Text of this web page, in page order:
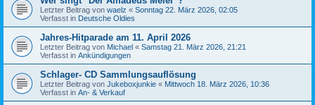
Letzter Beitrag von waelz « Sonntag 22. März 2026, 02:05
Verfasst in Deutsche Oldies
Jahres-Hitparade am 11. April 2026
Letzter Beitrag von Michael « Samstag 21. März 2026, 21:21
Verfasst in Ankündigungen
Schlager- CD Sammlungsauflösung
Letzter Beitrag von Jukeboxjunkie « Mittwoch 18. März 2026, 10:36
Verfasst in An- & Verkauf